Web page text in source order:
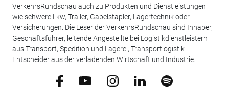
VerkehrsRundschau auch zu Produkten und Dienstleistungen
wie schwere Lkw, Trailer, Gabelstapler, Lagertechnik oder
Versicherungen. Die Leser der VerkehrsRundschau sind Inhaber,
Geschäftsführer, leitende Angestellte bei Logistikdienstleistern
aus Transport, Spedition und Lagerei, Transportlogistik-
Entscheider aus der verladenden Wirtschaft und Industrie.